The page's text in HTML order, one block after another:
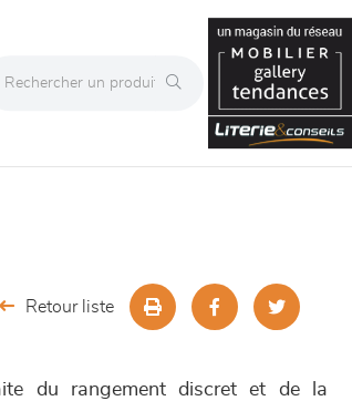
Retour liste
du rangement discret et de la